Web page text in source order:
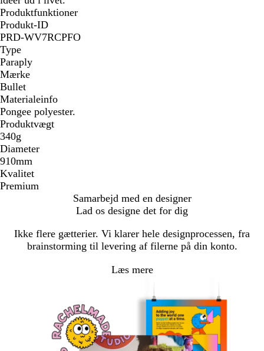
Produktfunktioner
Produkt-ID
PRD-WV7RCPFO
Type
Paraply
Mærke
Bullet
Materialeinfo
Pongee polyester.
Produktvægt
340g
Diameter
910mm
Kvalitet
Premium
Samarbejd med en designer
Lad os designe det for dig
Ikke flere gætterier. Vi klarer hele designprocessen, fra
brainstorming til levering af filerne på din konto.
Læs mere